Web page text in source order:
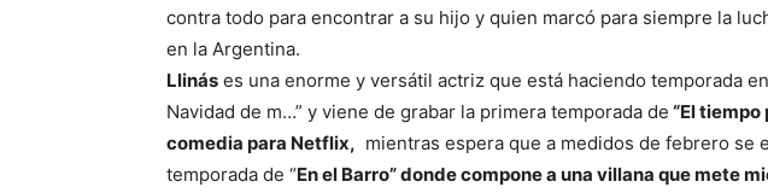
contra todo para encontrar a su hijo y quien marcó para siempre la
en la Argentina.
Llinás es una enorme y versátil actriz que está haciendo temporada
Navidad de m…” y viene de grabar la primera temporada de “El tiempo
comedia para Netflix, mientras espera que a medidos de febrero se
temporada de “En el Barro” donde compone a una villana que mete